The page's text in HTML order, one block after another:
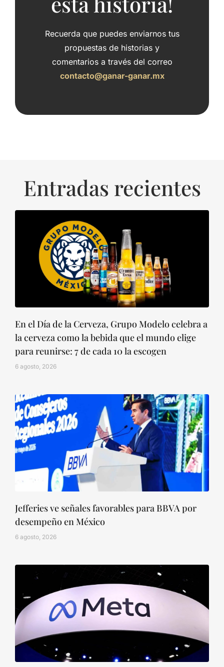
Recuerda que puedes enviarnos tus
propuestas de historias y
comentarios a través del correo
contacto@ganar-ganar.mx
Entradas recientes
En el Día de la Cerveza, Grupo Modelo celebra a
la cerveza como la bebida que el mundo elige
para reunirse: 7 de cada 10 la escogen
6 agosto, 2026
Jefferies ve señales favorables para BBVA por
desempeño en México
6 agosto, 2026